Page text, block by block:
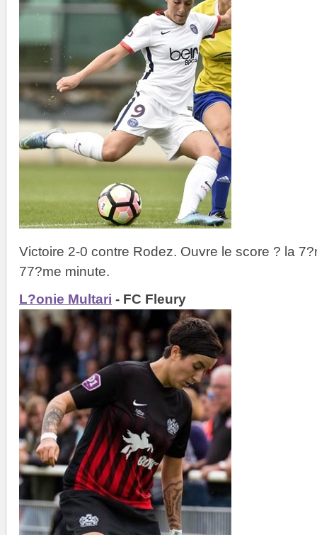
Victoire 2-0 contre Rodez. Ouvre le score ? la
77?me minute.
L?onie Multari - FC Fleury